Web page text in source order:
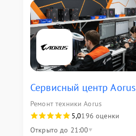
Сервисный центр Aorus
Ремонт техники Aorus
5,0196 оценки
Открыто до 21:00